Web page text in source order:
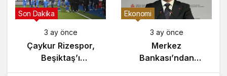
Gündem
3 ay önce
Yunanistan’da
Zeybek Tartışması
Alevlendi!
Son Dakika
3 ay önce
Çaykur Rizespor,
Beşiktaş’ı
Ağırlıyor!